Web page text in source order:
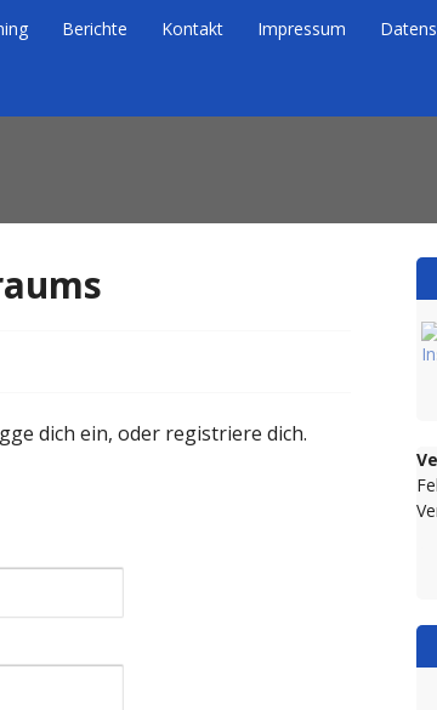
Berichte Kontakt Impressum
e.V.
dich ein, oder registriere dich.